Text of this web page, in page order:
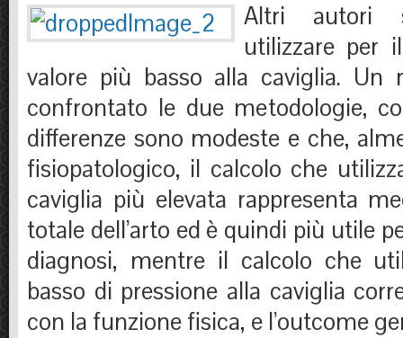
Altri autori
utilizzare per
valore più basso alla caviglia. Un
confrontato le due metodologie,
differenze sono modeste e che,
fisiopatologico, il calcolo che
caviglia più elevata rappresenta
totale dell’arto ed è quindi più utile
diagnosi, mentre il calcolo che
basso di pressione alla caviglia
con la funzione fisica, e l’outcome